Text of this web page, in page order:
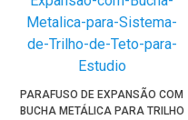
PARAFUSO DE EXPANSÃO COM
BUCHA METÁLICA PARA TRILHO